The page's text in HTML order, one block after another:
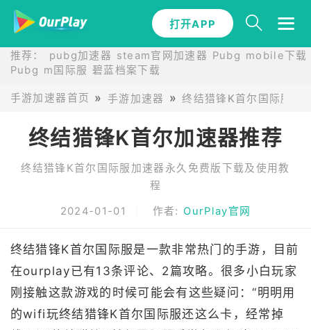
打开APP
推荐： pubg加速器 steam官网加速器 Pubg mobile下载
Pubg m国际服 碧蓝档案下载
手游加速器首页 手游加速器 终结猎锋K首尔国际服手
终结猎锋K首尔加速器推荐
终结猎锋K首尔国际服加速器永久免费版下载及使用教
程
2024-01-01 作者: OurPlay官网
终结猎锋K首尔国际服是一款非常热门的手游，目前
在ourplay已有13条评论、2篇攻略。很多小白玩家
刚接触这款游戏的时候可能会有这些疑问：“明明用
的wifi玩终结猎锋K首尔国际服还这么卡，经常掉